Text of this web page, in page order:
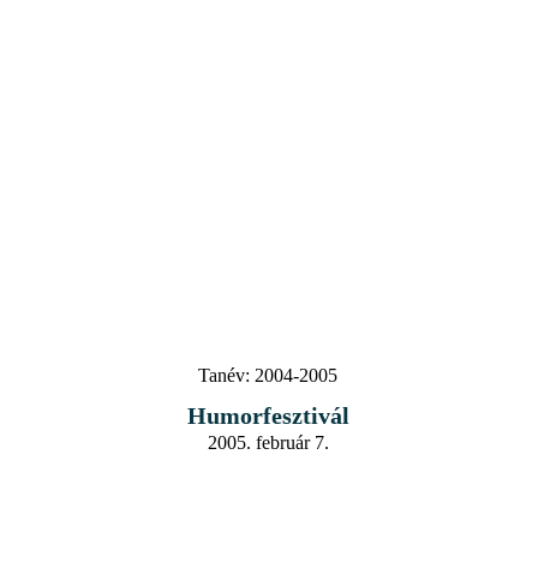
Tanév: 2004-2005
Humorfesztivál
2005. február 7.